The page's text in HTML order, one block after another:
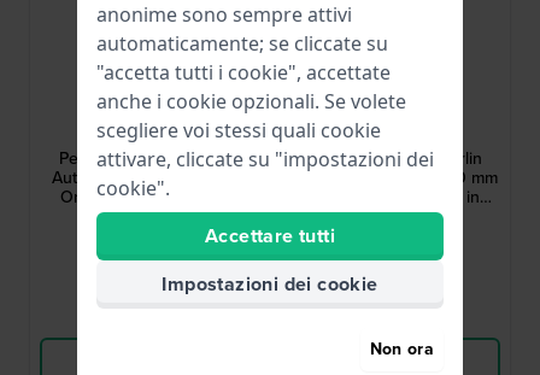
Timex
TW2Y53800
Peanuts x Timex Marlin
Automatic Soccer 40 mm
Orologio automatico in
edizione speciale con
quadrante Snoopy
● Disponibile
Timex
TW2Y50500
Peanuts x Timex Marlin
Automatic Pickleball 40 mm
Orologio automatico in
edizione speciale con
quadrante Snoopy
● Disponibile
Vedi i prodotti
anonime sono sempre attivi
automaticamente; se cliccate su
"accetta tutti i cookie", accettate
anche i cookie opzionali. Se volete
scegliere voi stessi quali cookie
attivare, cliccate su "impostazioni dei
cookie".
Accettare tutti
Impostazioni dei cookie
Non ora